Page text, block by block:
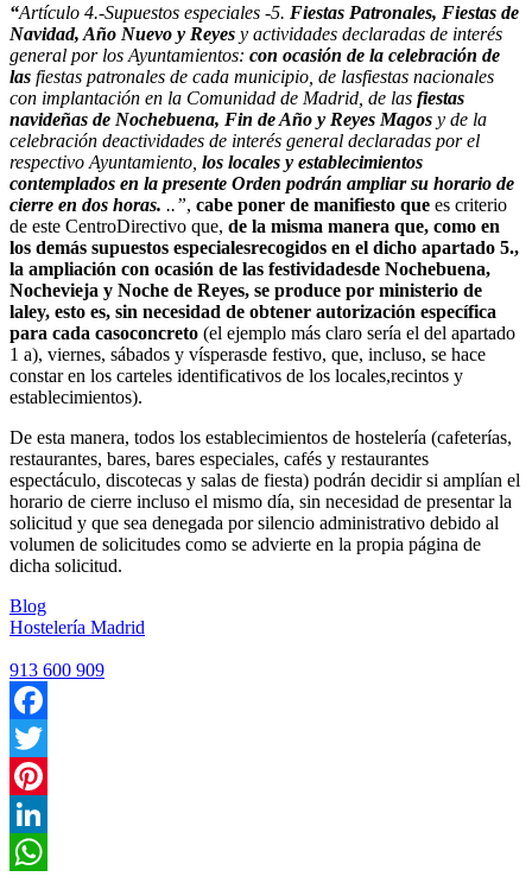
“Artículo 4.-Supuestos especiales -5. Fiestas Patronales, Fiestas de
Navidad, Año Nuevo y Reyes y actividades declaradas de interés
general por los Ayuntamientos: con ocasión de la celebración de
las fiestas patronales de cada municipio, de lasfiestas nacionales
con implantación en la Comunidad de Madrid, de las fiestas
navideñas de Nochebuena, Fin de Año y Reyes Magos y de la
celebración deactividades de interés general declaradas por el
respectivo Ayuntamiento, los locales y establecimientos
contemplados en la presente Orden podrán ampliar su horario de
cierre en dos horas. ..”, cabe poner de manifiesto que es criterio
de este CentroDirectivo que, de la misma manera que, como en
los demás supuestos especialesrecogidos en el dicho apartado 5.,
la ampliación con ocasión de las festividadesde Nochebuena,
Nochevieja y Noche de Reyes, se produce por ministerio de
laley, esto es, sin necesidad de obtener autorización específica
para cada casoconcreto (el ejemplo más claro sería el del apartado
1 a), viernes, sábados y vísperasde festivo, que, incluso, se hace
constar en los carteles identificativos de los locales,recintos y
establecimientos).
De esta manera, todos los establecimientos de hostelería (cafeterías,
restaurantes, bares, bares especiales, cafés y restaurantes
espectáculo, discotecas y salas de fiesta) podrán decidir si amplían el
horario de cierre incluso el mismo día, sin necesidad de presentar la
solicitud y que sea denegada por silencio administrativo debido al
volumen de solicitudes como se advierte en la propia página de
dicha solicitud.
Blog
Hostelería Madrid
913 600 909
Facebook
Twitter
Pinterest
LinkedIn